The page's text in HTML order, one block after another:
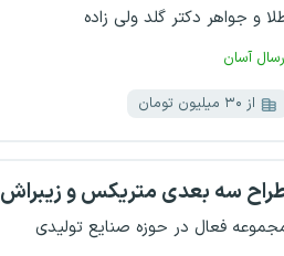
و جواهر دکتر گلد ولی زاده
آسان
از ۳۰ میلیون تومان
سه بعدی متریکس و زیبراش
فعال در حوزه صنایع تولیدی